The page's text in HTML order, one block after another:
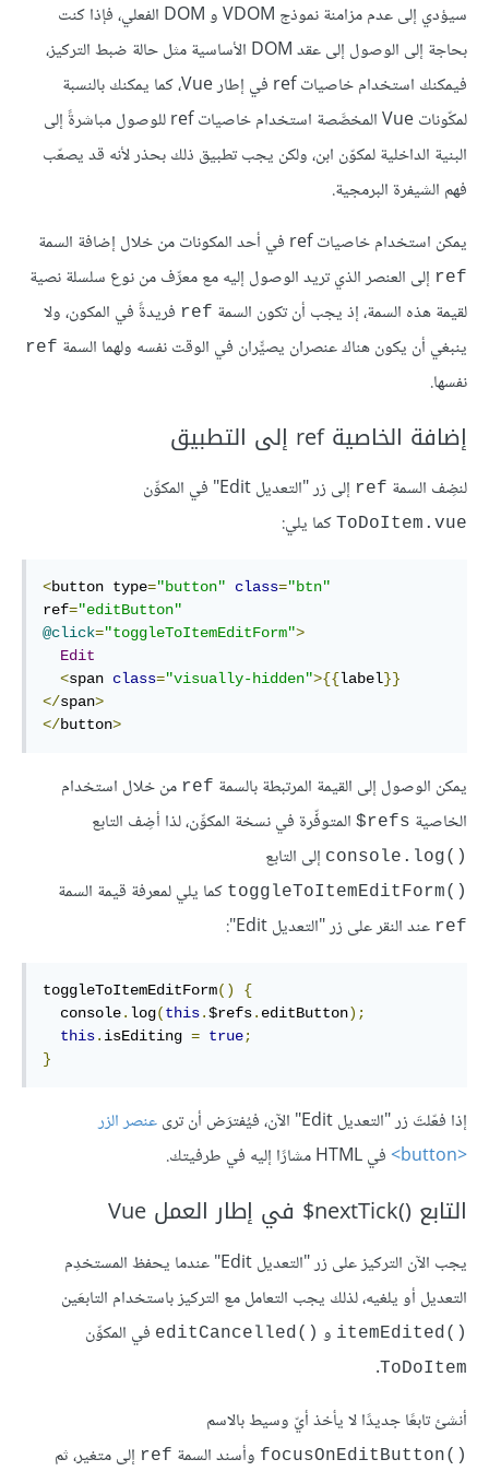
سيؤدي إلى عدم مزامنة نموذج VDOM و DOM الفعلي، فإذا كنت
بحاجة إلى الوصول إلى عقد DOM الأساسية مثل حالة ضبط التركيز،
فيمكنك استخدام خاصيات ref في إطار Vue، كما يمكنك بالنسبة
لمكّونات Vue المخصَّصة استخدام خاصيات ref للوصول مباشرةً إلى
البنية الداخلية لمكوّن ابن، ولكن يجب تطبيق ذلك بحذر لأنه قد يصعّب
فهم الشيفرة البرمجية.
يمكن استخدام خاصيات ref في أحد المكونات من خلال إضافة السمة
ref إلى العنصر الذي تريد الوصول إليه مع معرِّف من نوع سلسلة نصية
لقيمة هذه السمة، إذ يجب أن تكون السمة ref فريدةً في المكون، ولا
ينبغي أن يكون هناك عنصران يصيّّران في الوقت نفسه ولهما السمة ref
نفسها.
إضافة الخاصية ref إلى التطبيق
لنضِف السمة ref إلى زر "التعديل Edit" في المكوِّن
ToDoItem.vue كما يلي:
<button type="button" class="btn"
ref="editButton"
@click="toggleToItemEditForm">
Edit
<span class="visually-hidden">{{label}}
</span>
</button>
يمكن الوصول إلى القيمة المرتبطة بالسمة ref من خلال استخدام
الخاصية ‎$refs المتوفِّرة في نسخة المكوِّن، لذا أضِف التابع
console.log()‎ إلى التابع
toggleToItemEditForm()‎ كما يلي لمعرفة قيمة السمة
ref عند النقر على زر "التعديل Edit":
toggleToItemEditForm()
{
  console
. log(this.$refs. editButton);
this. isEditing = true;
}
إذا فعّلتَ زر "التعديل Edit" الآن، فيُفترَض أن ترى
عنصر الزر
<button>
في HTML مشارًا إليه في طرفيتك.
التابع ‎$nextTick()‎ في إطار العمل Vue
يجب الآن التركيز على زر "التعديل Edit" عندما يحفظ المستخدِم
التعديل أو يلغيه، لذلك يجب التعامل مع التركيز باستخدام التابعَين
itemEdited()‎ و editCancelled()‎ في المكوِّن
ToDoItem
.
أنشئ تابعًا جديدًا لا يأخذ أيّ وسيط بالاسم
focusOnEditButton()‎ وأسند السمة ref إلى متغير، ثم